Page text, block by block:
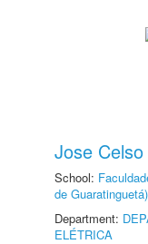
Jose
School:
de Guaratinguetá)
Department:
ELÉTRICA